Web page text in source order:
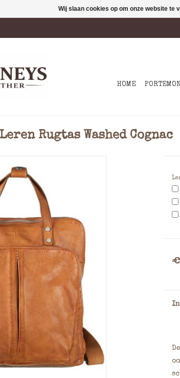
HOME
Rugtas Washed Cognac
Wij slaan cookies op om onze website te